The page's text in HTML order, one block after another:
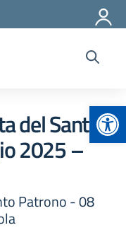
del Santo
2025 –
Patrono - 08